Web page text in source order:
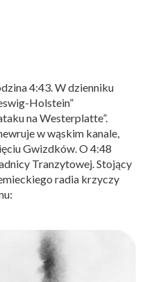
4:43. W dzienniku
Holstein”
na Westerplatte”.
w wąskim kanale,
Gwizdków. O 4:48
Tranzytowej. Stojący
radia krzyczy